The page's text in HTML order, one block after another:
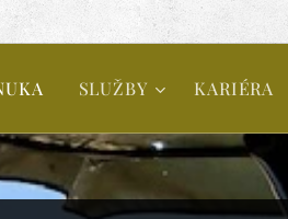
SLUŽBY KARIÉRA